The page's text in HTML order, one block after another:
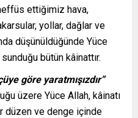
ettiğimiz hava,
yollar, dağlar ve
düşünüldüğünde Yüce
bütün kâinattır.
göre yaratmışızdır”
üzere Yüce Allah, kâinatı
düzen ve denge içinde